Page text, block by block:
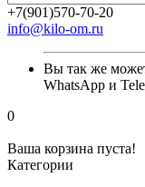
+7(901)570-70-20
info@kilo-om.ru
Вы так же
WhatsApp и
0
Ваша корзина пуста!
Категории